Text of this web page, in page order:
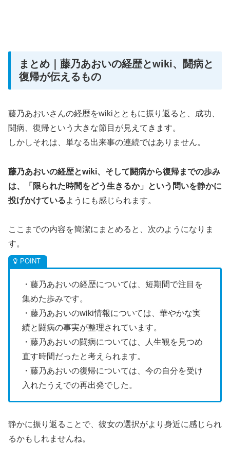
まとめ｜藤乃あおいの経歴とwiki、闘病と
復帰が伝えるもの
藤乃あおいさんの経歴をwikiとともに振り返ると、成功、
闘病、復帰という大きな節目が見えてきます。
しかしそれは、単なる出来事の連続ではありません。
藤乃あおいの経歴とwiki、そして闘病から復帰までの歩み
は、「限られた時間をどう生きるか」という問いを静かに
投げかけているようにも感じられます。
ここまでの内容を簡潔にまとめると、次のようになりま
す。
・藤乃あおいの経歴については、短期間で注目を
集めた歩みです。
・藤乃あおいのwiki情報については、華やかな実
績と闘病の事実が整理されています。
・藤乃あおいの闘病については、人生観を見つめ
直す時間だったと考えられます。
・藤乃あおいの復帰については、今の自分を受け
入れたうえでの再出発でした。
静かに振り返ることで、彼女の選択がより身近に感じられ
るかもしれませんね。